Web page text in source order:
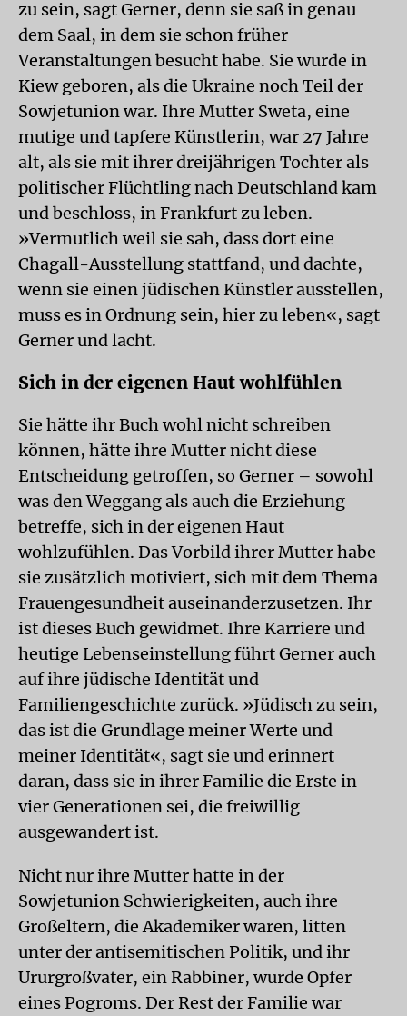
zu sein, sagt Gerner, denn sie saß in genau
dem Saal, in dem sie schon früher
Veranstaltungen besucht habe. Sie wurde in
Kiew geboren, als die Ukraine noch Teil der
Sowjetunion war. Ihre Mutter Sweta, eine
mutige und tapfere Künstlerin, war 27 Jahre
alt, als sie mit ihrer dreijährigen Tochter als
politischer Flüchtling nach Deutschland kam
und beschloss, in Frankfurt zu leben.
»Vermutlich weil sie sah, dass dort eine
Chagall-Ausstellung stattfand, und dachte,
wenn sie einen jüdischen Künstler ausstellen,
muss es in Ordnung sein, hier zu leben«, sagt
Gerner und lacht.
Sich in der eigenen Haut wohlfühlen
Sie hätte ihr Buch wohl nicht schreiben
können, hätte ihre Mutter nicht diese
Entscheidung getroffen, so Gerner – sowohl
was den Weggang als auch die Erziehung
betreffe, sich in der eigenen Haut
wohlzufühlen. Das Vorbild ihrer Mutter habe
sie zusätzlich motiviert, sich mit dem Thema
Frauengesundheit auseinanderzusetzen. Ihr
ist dieses Buch gewidmet. Ihre Karriere und
heutige Lebenseinstellung führt Gerner auch
auf ihre jüdische Identität und
Familiengeschichte zurück. »Jüdisch zu sein,
das ist die Grundlage meiner Werte und
meiner Identität«, sagt sie und erinnert
daran, dass sie in ihrer Familie die Erste in
vier Generationen sei, die freiwillig
ausgewandert ist.
Nicht nur ihre Mutter hatte in der
Sowjetunion Schwierigkeiten, auch ihre
Großeltern, die Akademiker waren, litten
unter der antisemitischen Politik, und ihr
Ururgroßvater, ein Rabbiner, wurde Opfer
eines Pogroms. Der Rest der Familie war